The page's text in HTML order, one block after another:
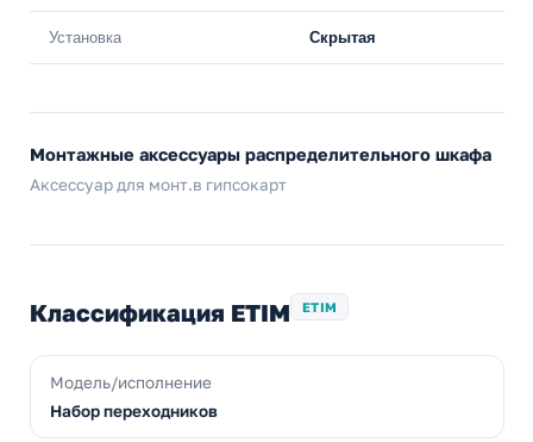
Установка Скрытая
Монтажные аксессуары распределительного шкафа
Аксессуар для монт.в гипсокарт
Классификация ETIM ETIM
Модель/исполнение
Набор переходников